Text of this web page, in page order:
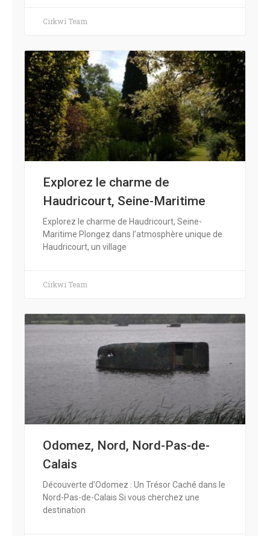
Cirkwi Team
Explorez le charme de
Haudricourt, Seine-Maritime
Explorez le charme de Haudricourt, Seine-
Maritime Plongez dans l’atmosphère unique de
Haudricourt, un village
Cirkwi Team
Odomez, Nord, Nord-Pas-de-
Calais
Découverte d’Odomez : Un Trésor Caché dans le
Nord-Pas-de-Calais Si vous cherchez une
destination